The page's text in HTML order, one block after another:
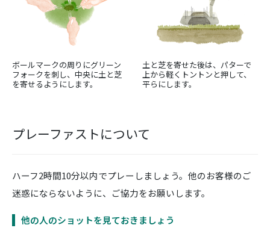
ボールマークの周りにグリーン
フォークを刺し、中央に土と芝
を寄せるようにします。
土と芝を寄せた後は、パターで
上から軽くトントンと押して、
平らにします。
プレーファストについて
ハーフ2時間10分以内でプレーしましょう。他のお客様のご
迷惑にならないように、ご協力をお願いします。
他の人のショットを見ておきましょう